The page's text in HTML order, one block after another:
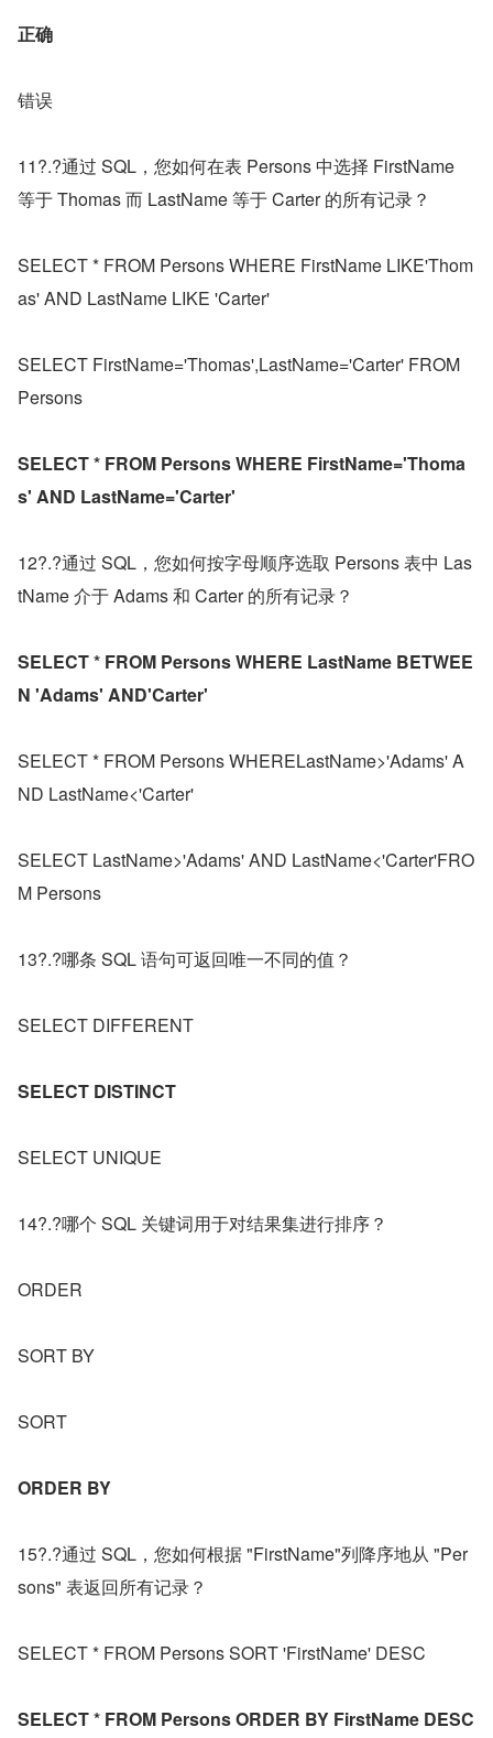
正确
错误
11?.?通过 SQL，您如何在表 Persons 中选择 FirstName
等于 Thomas 而 LastName 等于 Carter 的所有记录？
SELECT * FROM Persons WHERE FirstName LIKE'Thom
as' AND LastName LIKE 'Carter'
SELECT FirstName='Thomas',LastName='Carter' FROM
Persons
SELECT * FROM Persons WHERE FirstName='Thoma
s' AND LastName='Carter'
12?.?通过 SQL，您如何按字母顺序选取 Persons 表中 Las
tName 介于 Adams 和 Carter 的所有记录？
SELECT * FROM Persons WHERE LastName BETWEE
N 'Adams' AND'Carter'
SELECT * FROM Persons WHERELastName>'Adams' A
ND LastName<'Carter'
SELECT LastName>'Adams' AND LastName<'Carter'FRO
M Persons
13?.?哪条 SQL 语句可返回唯一不同的值？
SELECT DIFFERENT
SELECT DISTINCT
SELECT UNIQUE
14?.?哪个 SQL 关键词用于对结果集进行排序？
ORDER
SORT BY
SORT
ORDER BY
15?.?通过 SQL，您如何根据 "FirstName"列降序地从 "Per
sons" 表返回所有记录？
SELECT * FROM Persons SORT 'FirstName' DESC
SELECT * FROM Persons ORDER BY FirstName DESC